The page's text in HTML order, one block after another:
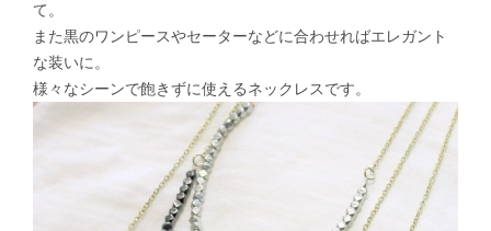
て。
また黒のワンピースやセーターなどに合わせればエレガント
な装いに。
様々なシーンで飽きずに使えるネックレスです。